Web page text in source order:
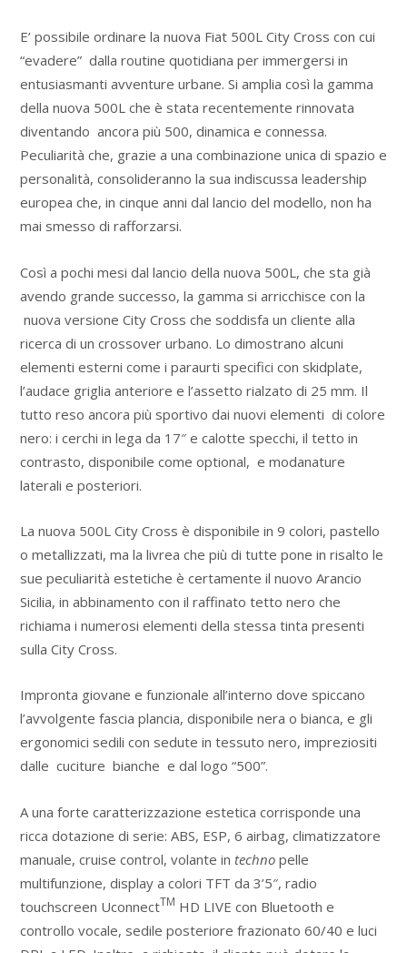
E’ possibile ordinare la nuova Fiat 500L City Cross con cui
“evadere” dalla routine quotidiana per immergersi in
entusiasmanti avventure urbane. Si amplia così la gamma
della nuova 500L che è stata recentemente rinnovata
diventando ancora più 500, dinamica e connessa.
Peculiarità che, grazie a una combinazione unica di spazio e
personalità, consolideranno la sua indiscussa leadership
europea che, in cinque anni dal lancio del modello, non ha
mai smesso di rafforzarsi.
Così a pochi mesi dal lancio della nuova 500L, che sta già
avendo grande successo, la gamma si arricchisce con la
nuova versione City Cross che soddisfa un cliente alla
ricerca di un crossover urbano. Lo dimostrano alcuni
elementi esterni come i paraurti specifici con skidplate,
l’audace griglia anteriore e l’assetto rialzato di 25 mm. Il
tutto reso ancora più sportivo dai nuovi elementi di colore
nero: i cerchi in lega da 17″ e calotte specchi, il tetto in
contrasto, disponibile come optional, e modanature
laterali e posteriori.
La nuova 500L City Cross è disponibile in 9 colori, pastello
o metallizzati, ma la livrea che più di tutte pone in risalto le
sue peculiarità estetiche è certamente il nuovo Arancio
Sicilia, in abbinamento con il raffinato tetto nero che
richiama i numerosi elementi della stessa tinta presenti
sulla City Cross.
Impronta giovane e funzionale all’interno dove spiccano
l’avvolgente fascia plancia, disponibile nera o bianca, e gli
ergonomici sedili con sedute in tessuto nero, impreziositi
dalle cuciture bianche e dal logo “500”.
A una forte caratterizzazione estetica corrisponde una
ricca dotazione di serie: ABS, ESP, 6 airbag, climatizzatore
manuale, cruise control, volante in technopelle
multifunzione, display a colori TFT da 3’5″, radio
touchscreen UconnectTM HD LIVE con Bluetooth e
controllo vocale, sedile posteriore frazionato 60/40 e luci